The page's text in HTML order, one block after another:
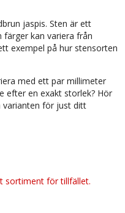
jaspis. Sten är ett
kan variera från
exempel på hur stensorten
med ett par millimeter
efter en exakt storlek? Hör
varianten för just ditt
sortiment för tillfället.